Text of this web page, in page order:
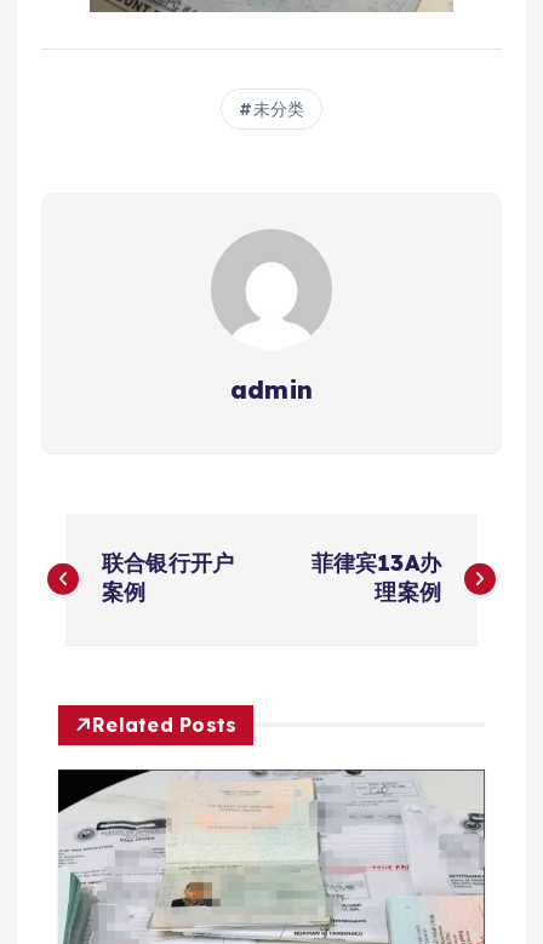
未分类
admin
章
航
联合银行开户
案例
菲律宾13A办
理案例
Related Posts